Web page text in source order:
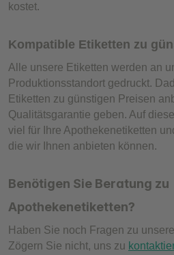
kostet.
Kompatible Etiketten zu
Alle unsere Etiketten werden an
Produktionsstandort gedruckt.
Etiketten zu günstigen Preisen
Qualitätsgarantie geben. Auf
viel für Ihre Apothekenetiketten
die wir Ihnen anbieten können.
Benötigen Sie Beratung zu
Apothekenetiketten?
Haben Sie noch Fragen zu
Zögern Sie nicht, uns zu